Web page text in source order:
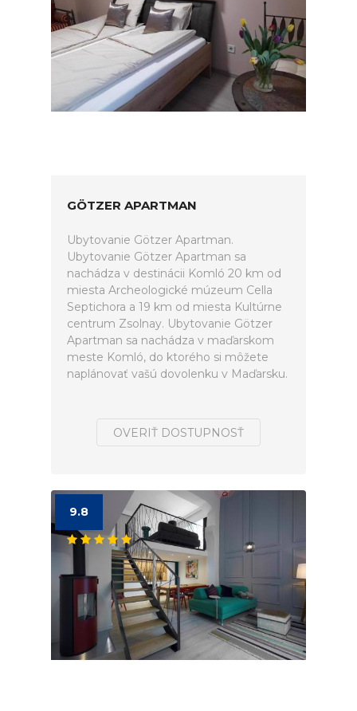
GÖTZER APARTMAN
Ubytovanie Götzer Apartman.
Ubytovanie Götzer Apartman sa
nachádza v destinácii Komló 20 km od
miesta Archeologické múzeum Cella
Septichora a 19 km od miesta Kultúrne
centrum Zsolnay. Ubytovanie Götzer
Apartman sa nachádza v maďarskom
meste Komló, do ktorého si môžete
naplánovať vašú dovolenku v Maďarsku.
OVERIŤ DOSTUPNOSŤ
9.8